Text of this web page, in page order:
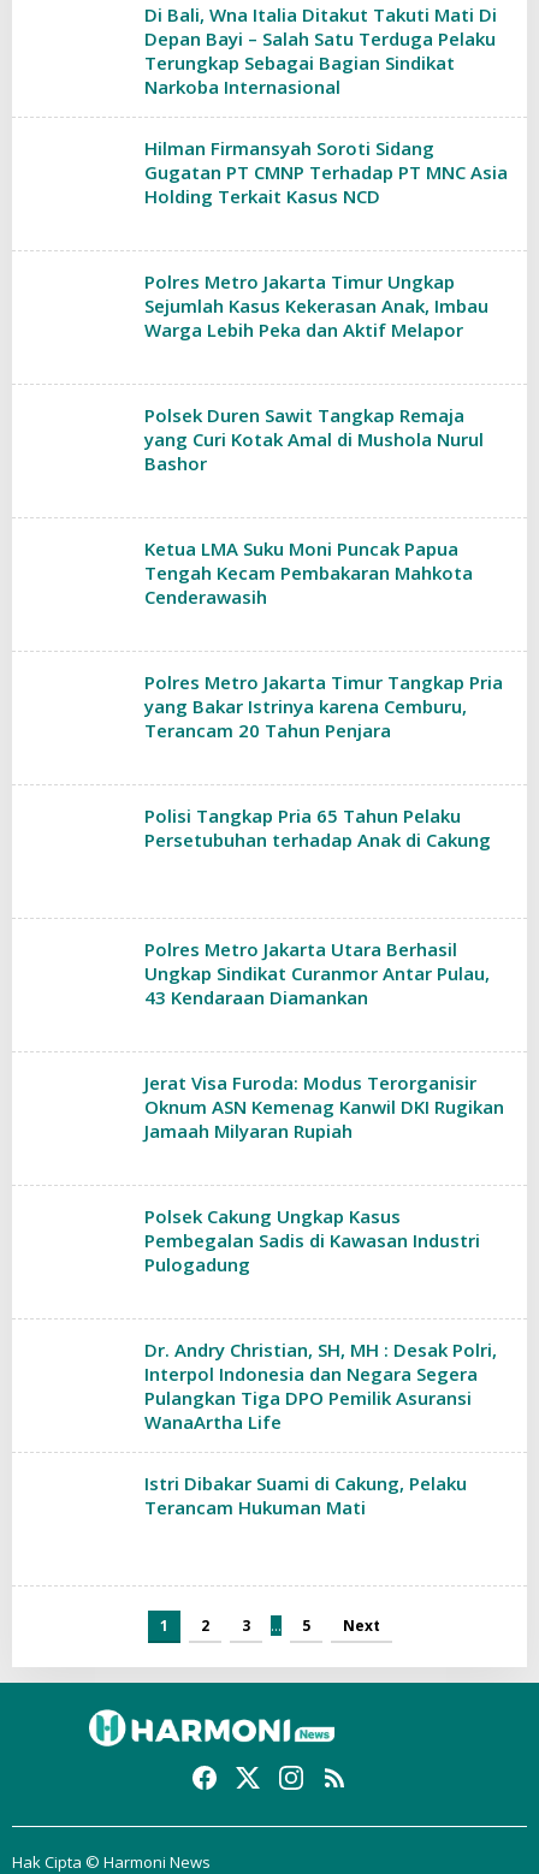
Di Bali, Wna Italia Ditakut Takuti Mati Di
Depan Bayi – Salah Satu Terduga Pelaku
Terungkap Sebagai Bagian Sindikat
Narkoba Internasional
Hilman Firmansyah Soroti Sidang
Gugatan PT CMNP Terhadap PT MNC Asia
Holding Terkait Kasus NCD
Polres Metro Jakarta Timur Ungkap
Sejumlah Kasus Kekerasan Anak, Imbau
Warga Lebih Peka dan Aktif Melapor
Polsek Duren Sawit Tangkap Remaja
yang Curi Kotak Amal di Mushola Nurul
Bashor
Ketua LMA Suku Moni Puncak Papua
Tengah Kecam Pembakaran Mahkota
Cenderawasih
Polres Metro Jakarta Timur Tangkap Pria
yang Bakar Istrinya karena Cemburu,
Terancam 20 Tahun Penjara
Polisi Tangkap Pria 65 Tahun Pelaku
Persetubuhan terhadap Anak di Cakung
Polres Metro Jakarta Utara Berhasil
Ungkap Sindikat Curanmor Antar Pulau,
43 Kendaraan Diamankan
Jerat Visa Furoda: Modus Terorganisir
Oknum ASN Kemenag Kanwil DKI Rugikan
Jamaah Milyaran Rupiah
Polsek Cakung Ungkap Kasus
Pembegalan Sadis di Kawasan Industri
Pulogadung
Dr. Andry Christian, SH, MH : Desak Polri,
Interpol Indonesia dan Negara Segera
Pulangkan Tiga DPO Pemilik Asuransi
WanaArtha Life
Istri Dibakar Suami di Cakung, Pelaku
Terancam Hukuman Mati
1 2 3 … 5 Next
Hak Cipta © Harmoni News